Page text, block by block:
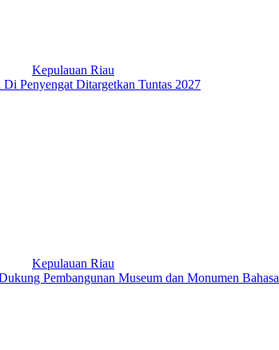
Kepulauan Riau
Penyengat Ditargetkan Tuntas 2027
Kepulauan Riau
Pembangunan Museum dan Monumen Bahasa